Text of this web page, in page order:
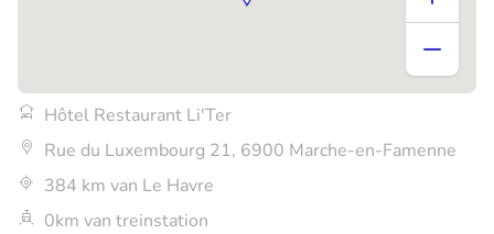
Hôtel Restaurant Li'Ter
Rue du Luxembourg 21, 6900 Marche-en-Famenne
384 km van Le Havre
0km van treinstation